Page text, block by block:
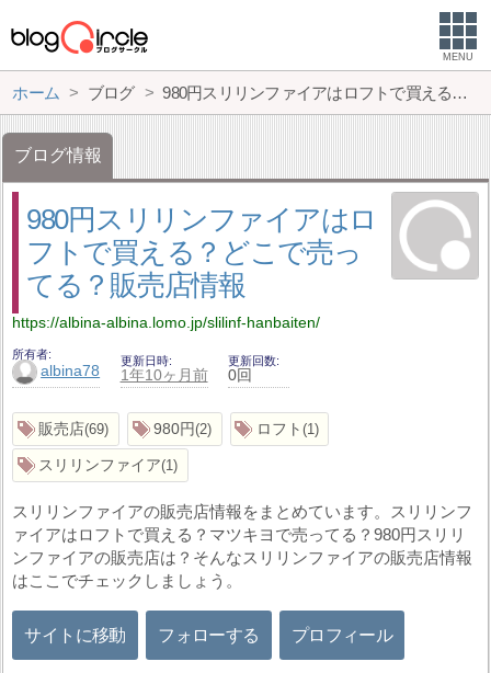
MENU
ホーム ブログ 980円スリリンファイアはロフトで買える？どこで売ってる？販売店情報
ブログ情報
980円スリリンファイアはロ
フトで買える？どこで売っ
てる？販売店情報
https://albina-albina.lomo.jp/slilinf-hanbaiten/
所有者
albina78
更新日時
1年10ヶ月前
更新回数
0回
販売店 69 980円 2 ロフト 1
スリリンファイア 1
スリリンファイアの販売店情報をまとめています。スリリンフ
ァイアはロフトで買える？マツキヨで売ってる？980円スリリ
ンファイアの販売店は？そんなスリリンファイアの販売店情報
はここでチェックしましょう。
サイトに移動 フォローする プロフィール